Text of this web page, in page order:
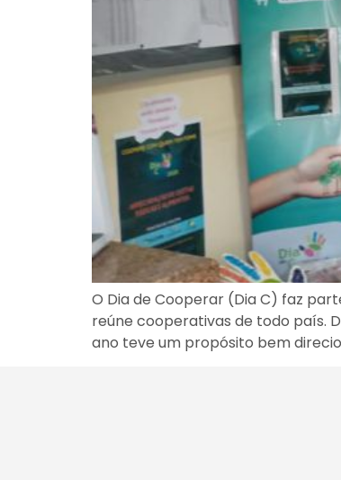
O Dia de Cooperar (Dia C) faz
reúne cooperativas de todo país.
ano teve um propósito bem